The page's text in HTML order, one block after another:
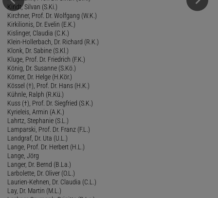
Kindt, Silvan (S.Ki.)
Kirchner, Prof. Dr. Wolfgang (W.K.)
Kirkilionis, Dr. Evelin (E.K.)
Kislinger, Claudia (C.K.)
Klein-Hollerbach, Dr. Richard (R.K.)
Klonk, Dr. Sabine (S.Kl.)
Kluge, Prof. Dr. Friedrich (F.K.)
König, Dr. Susanne (S.Kö.)
Körner, Dr. Helge (H.Kör.)
Kössel (†), Prof. Dr. Hans (H.K.)
Kühnle, Ralph (R.Kü.)
Kuss (†), Prof. Dr. Siegfried (S.K.)
Kyrieleis, Armin (A.K.)
Lahrtz, Stephanie (S.L.)
Lamparski, Prof. Dr. Franz (F.L.)
Landgraf, Dr. Uta (U.L.)
Lange, Prof. Dr. Herbert (H.L.)
Lange, Jörg
Langer, Dr. Bernd (B.La.)
Larbolette, Dr. Oliver (O.L.)
Laurien-Kehnen, Dr. Claudia (C.L.)
Lay, Dr. Martin (M.L.)